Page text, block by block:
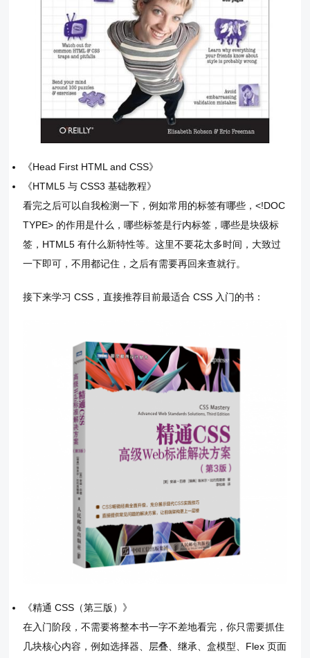
《Head First HTML and CSS》
《HTML5 与 CSS3 基础教程》
看完之后可以自我检测一下，例如常用的标签有哪些，<!DOC
TYPE> 的作用是什么，哪些标签是行内标签，哪些是块级标
签，HTML5 有什么新特性等。这里不要花太多时间，大致过
一下即可，不用都记住，之后有需要再回来查就行。
接下来学习 CSS，直接推荐目前最适合 CSS 入门的书：
《精通 CSS（第三版）》
在入门阶段，不需要将整本书一字不差地看完，你只需要抓住
几块核心内容，例如选择器、层叠、继承、盒模型、Flex 页面